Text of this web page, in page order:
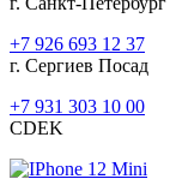
+7 926 693 12 37
г. Сергиев Посад
+7 931 303 10 00
CDEK